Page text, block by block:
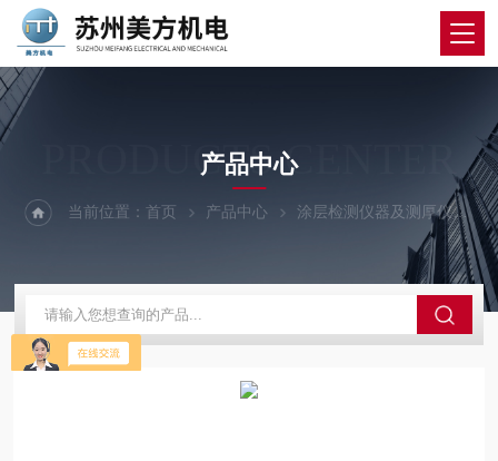
PRODUCTS CENTER
产品中心
当前位置：首页 产品中心 涂层检测仪器及测厚仪